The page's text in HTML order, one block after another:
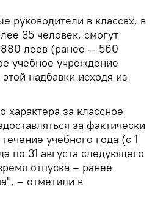
руководители в классах, в
35 человек, смогут
880 леев (ранее — 560
учебное учреждение
надбавки исходя из
характера за классное
за фактически
учебного года (с 1
по 31 августа следующего
отпуска – ранее
– отметили в